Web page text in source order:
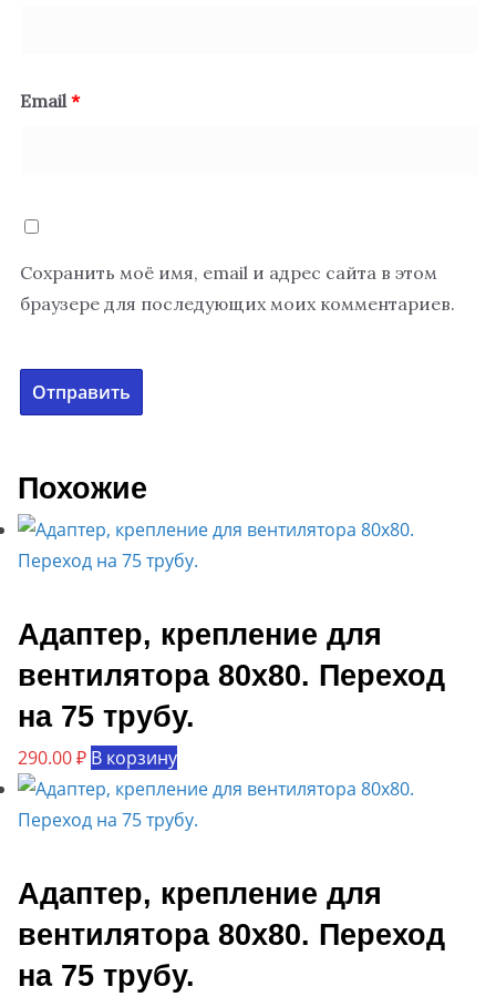
Email*
Сохранить моё имя, email и адрес сайта в этом
браузере для последующих моих комментариев.
Похожие
Адаптер, крепление для
вентилятора 80х80. Переход
на 75 трубу.
290.00₽ В корзину
Адаптер, крепление для
вентилятора 80х80. Переход
на 75 трубу.